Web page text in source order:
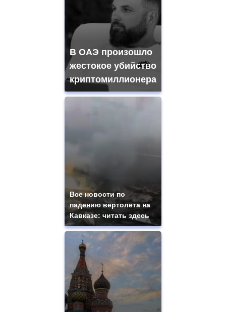
В ОАЭ произошло
жестокое убийство
криптомиллионера
Все новости по
падению вертолета на
Кавказе: читать здесь